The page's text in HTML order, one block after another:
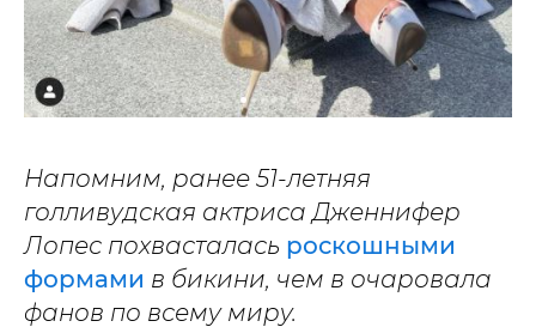
Напомним, ранее 51-летняя
голливудская актриса Дженнифер
Лопес похвасталась роскошными
формами в бикини, чем в очаровала
фанов по всему миру.